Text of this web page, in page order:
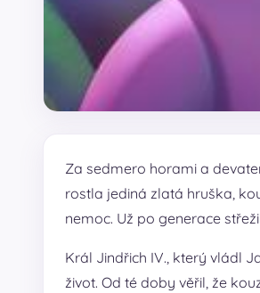
Za sedmero horami a
rostla jediná zlatá hruška,
nemoc. Už po generace
Král Jindřich IV., který vládl
život. Od té doby věřil, že